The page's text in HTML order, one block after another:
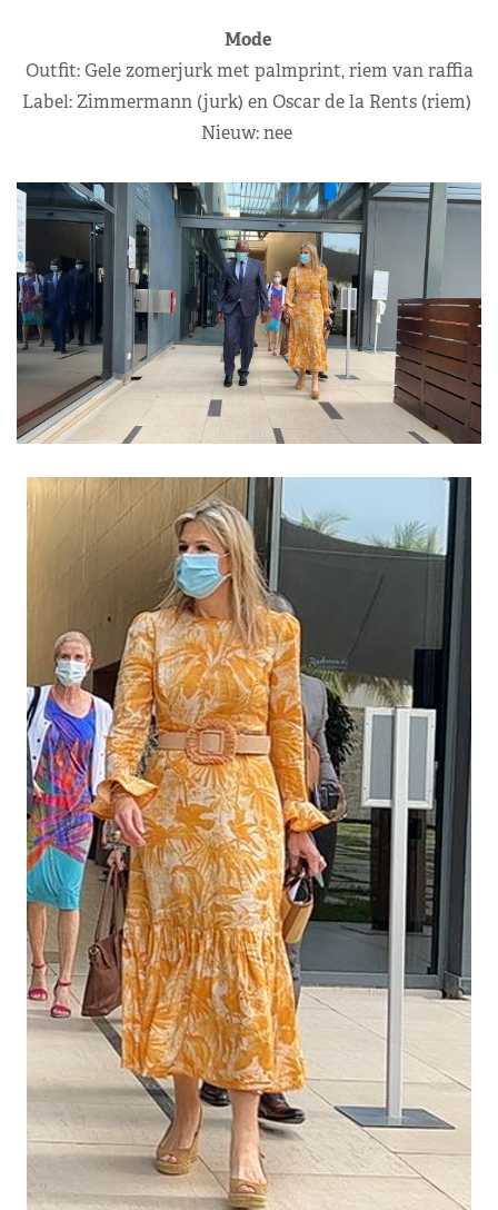
Mode
Outfit: Gele zomerjurk met palmprint, riem van raffia
Label: Zimmermann (jurk) en Oscar de la Rents (riem)
Nieuw: nee